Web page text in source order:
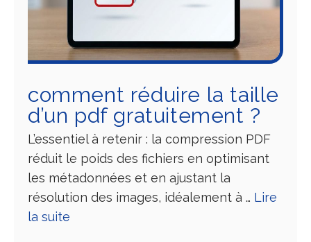
comment réduire la taille
d’un pdf gratuitement ?
L’essentiel à retenir : la compression PDF
réduit le poids des fichiers en optimisant
les métadonnées et en ajustant la
résolution des images, idéalement à … Lire
la suite